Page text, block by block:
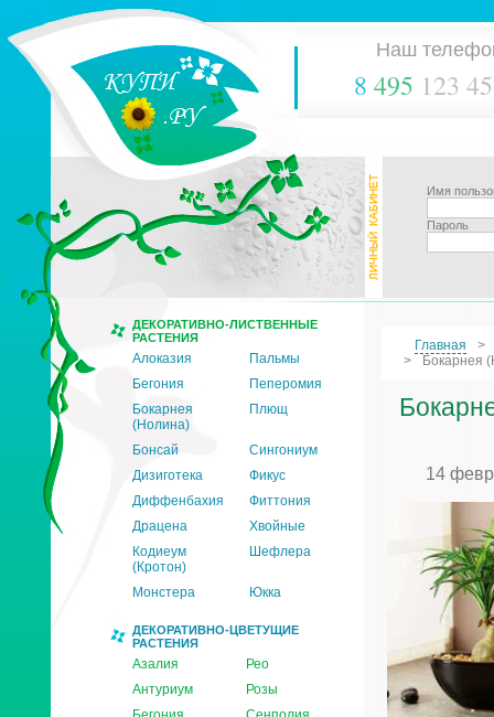
Наш
8 495 123
Имя
Пароль
ДЕКОРАТИВНО-ЛИСТВЕННЫЕ
РАСТЕНИЯ
Алоказия
Пальмы
Бегония
Пеперомия
Бокарнея
(Нолина)
Плющ
Бонсай
Сингониум
Дизиготека
Фикус
Диффенбахия
Фиттония
Драцена
Хвойные
Кодиеум
(Кротон)
Шефлера
Монстера Юкка
ДЕКОРАТИВНО-ЦВЕТУЩИЕ
РАСТЕНИЯ
Азалия
Рео
Антуриум
Розы
Главная
Бокарнея
14